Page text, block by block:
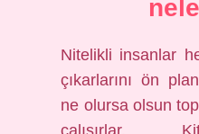
Nitelikli insanlar
çıkarlarını ön
ne olursa olsun
çalışırlar.